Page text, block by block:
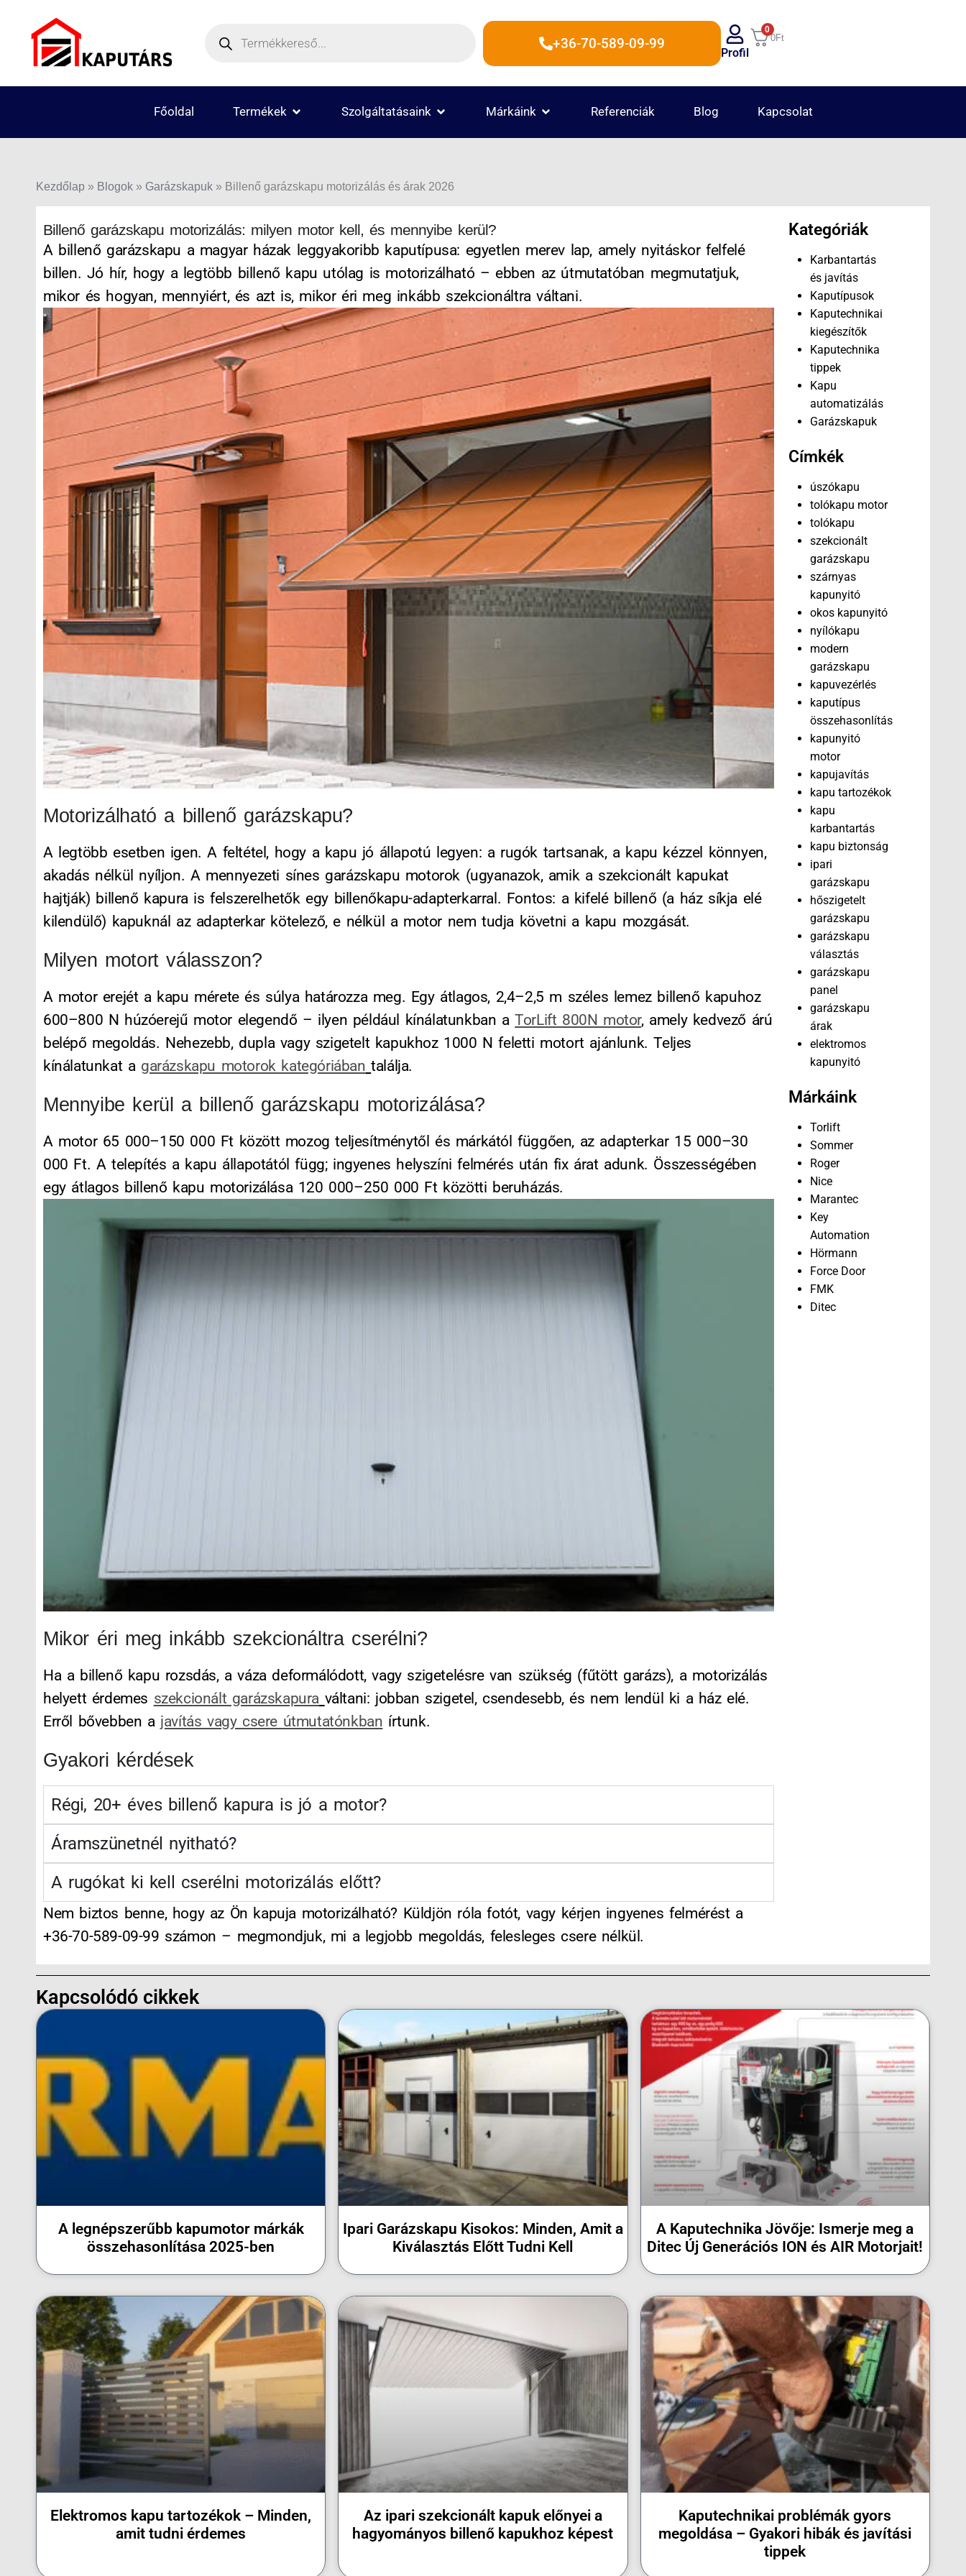
+36-70-589-09-99
Profil
0
0Ft
Főoldal Termékek OPEN TERMÉKEKSzolgáltatásaink OPEN SZOLGÁLTATÁSAINK
Márkáink OPEN MÁRKÁINK
Referenciák Blog Kapcsolat
Kezdőlap » Blogok » Garázskapuk » Billenő garázskapu motorizálás és árak 2026
Billenő garázskapu motorizálás: milyen motor kell, és mennyibe kerül?
A billenő garázskapu a magyar házak leggyakoribb kaputípusa: egyetlen merev lap, amely nyitáskor felfelé
billen. Jó hír, hogy a legtöbb billenő kapu utólag is motorizálható – ebben az útmutatóban megmutatjuk,
mikor és hogyan, mennyiért, és azt is, mikor éri meg inkább szekcionáltra váltani.
Motorizálható a billenő garázskapu?
A legtöbb esetben igen. A feltétel, hogy a kapu jó állapotú legyen: a rugók tartsanak, a kapu kézzel könnyen,
akadás nélkül nyíljon. A mennyezeti sínes garázskapu motorok (ugyanazok, amik a szekcionált kapukat
hajtják) billenő kapura is felszerelhetők egy billenőkapu-adapterkarral. Fontos: a kifelé billenő (a ház síkja elé
kilendülő) kapuknál az adapterkar kötelező, e nélkül a motor nem tudja követni a kapu mozgását.
Milyen motort válasszon?
A motor erejét a kapu mérete és súlya határozza meg. Egy átlagos, 2,4–2,5 m széles lemez billenő kapuhoz
600–800 N húzóerejű motor elegendő – ilyen például kínálatunkban aTorLift 800N motor,amely kedvező árú
belépő megoldás. Nehezebb, dupla vagy szigetelt kapukhoz 1000 N feletti motort ajánlunk. Teljes
kínálatunkat a garázskapu motorok kategóriában találja.
Mennyibe kerül a billenő garázskapu motorizálása?
A motor 65 000–150 000 Ft között mozog teljesítménytől és márkától függően, az adapterkar 15 000–30
000 Ft. A telepítés a kapu állapotától függ; ingyenes helyszíni felmérés után fix árat adunk. Összességében
egy átlagos billenő kapu motorizálása 120 000–250 000 Ft közötti beruházás.
Mikor éri meg inkább szekcionáltra cserélni?
Ha a billenő kapu rozsdás, a váza deformálódott, vagy szigetelésre van szükség (fűtött garázs), a motorizálás
helyett érdemes szekcionált garázskapura váltani: jobban szigetel, csendesebb, és nem lendül ki a ház elé.
Erről bővebben a javítás vagy csere útmutatónkban írtunk.
Gyakori kérdések
Régi, 20+ éves billenő kapura is jó a motor?
Áramszünetnél nyitható?
A rugókat ki kell cserélni motorizálás előtt?
Nem biztos benne, hogy az Ön kapuja motorizálható? Küldjön róla fotót, vagy kérjen ingyenes felmérést a
+36-70-589-09-99 számon – megmondjuk, mi a legjobb megoldás, felesleges csere nélkül.
Kategóriák
Karbantartás
és javítás
Kaputípusok
Kaputechnikai
kiegészítők
Kaputechnika
tippek
Kapu
automatizálás
Garázskapuk
Címkék
úszókapu
tolókapu motor
tolókapu
szekcionált
garázskapu
szárnyas
kapunyitó
okos kapunyitó
nyílókapu
modern
garázskapu
kapuvezérlés
kaputípus
összehasonlítás
kapunyitó
motor
kapujavítás
kapu tartozékok
kapu
karbantartás
kapu biztonság
ipari
garázskapu
hőszigetelt
garázskapu
garázskapu
választás
garázskapu
panel
garázskapu
árak
elektromos
kapunyitó
Márkáink
Torlift
Sommer
Roger
Nice
Marantec
Key
Automation
Hörmann
Force Door
FMK
Ditec
Kapcsolódó cikkek
A legnépszerűbb kapumotor márkák
összehasonlítása 2025-ben
Ipari Garázskapu Kisokos: Minden, Amit a
Kiválasztás Előtt Tudni Kell
A Kaputechnika Jövője: Ismerje meg a
Ditec Új Generációs ION és AIR Motorjait!
Elektromos kapu tartozékok – Minden,
amit tudni érdemes
Az ipari szekcionált kapuk előnyei a
hagyományos billenő kapukhoz képest
Kaputechnikai problémák gyors
megoldása – Gyakori hibák és javítási
tippek